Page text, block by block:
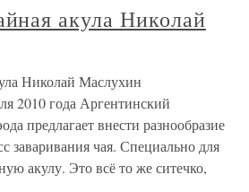
акула Николай
Николай Маслухин
2010 года Аргентинский
предлагает внести разнообразие
заваривания чая. Специально для
акулу. Это всё то же ситечко,